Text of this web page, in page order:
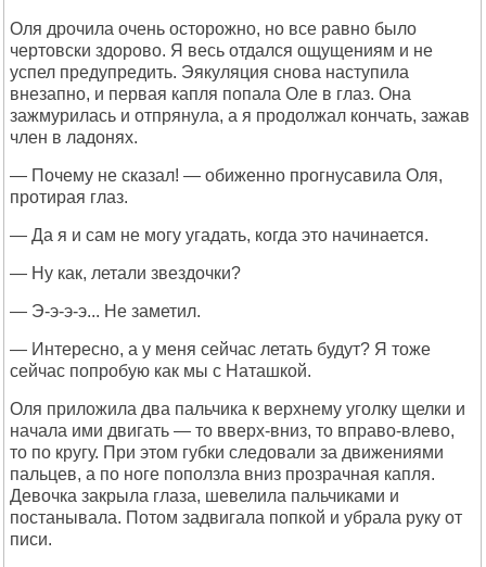
Оля дрочила очень осторожно, но все равно было
чертовски здорово. Я весь отдался ощущениям и не
успел предупредить. Эякуляция снова наступила
внезапно, и первая капля попала Оле в глаз. Она
зажмурилась и отпрянула, а я продолжал кончать, зажав
член в ладонях.
— Почему не сказал! — обиженно прогнусавила Оля,
протирая глаз.
— Да я и сам не могу угадать, когда это начинается.
— Ну как, летали звездочки?
— Э-э-э-э... Не заметил.
— Интересно, а у меня сейчас летать будут? Я тоже
сейчас попробую как мы с Наташкой.
Оля приложила два пальчика к верхнему уголку щелки и
начала ими двигать — то вверх-вниз, то вправо-влево,
то по кругу. При этом губки следовали за движениями
пальцев, а по ноге поползла вниз прозрачная капля.
Девочка закрыла глаза, шевелила пальчиками и
постанывала. Потом задвигала попкой и убрала руку от
писи.